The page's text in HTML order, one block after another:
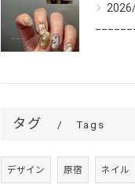
タグ Tags
デザイン 原宿 ネイル